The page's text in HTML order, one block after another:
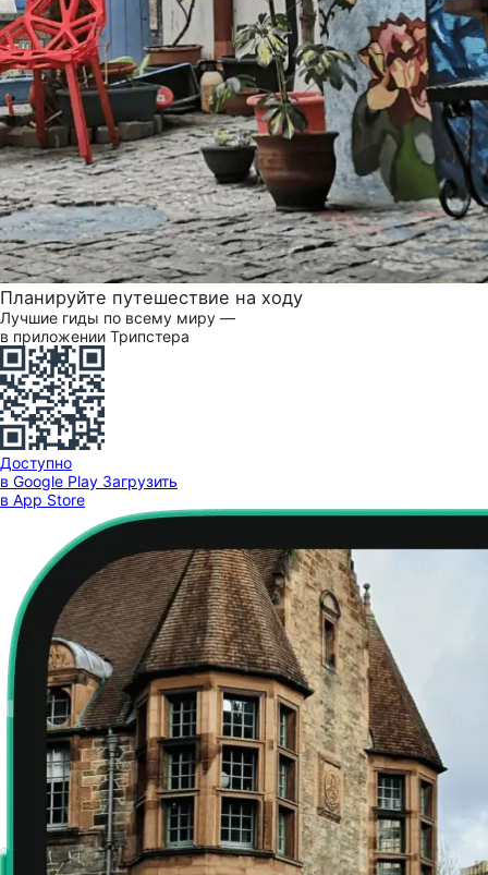
Планируйте путешествие на ходу
Лучшие гиды по всему миру —
в приложении Трипстера
Доступно
в Google Play Загрузить
в App Store